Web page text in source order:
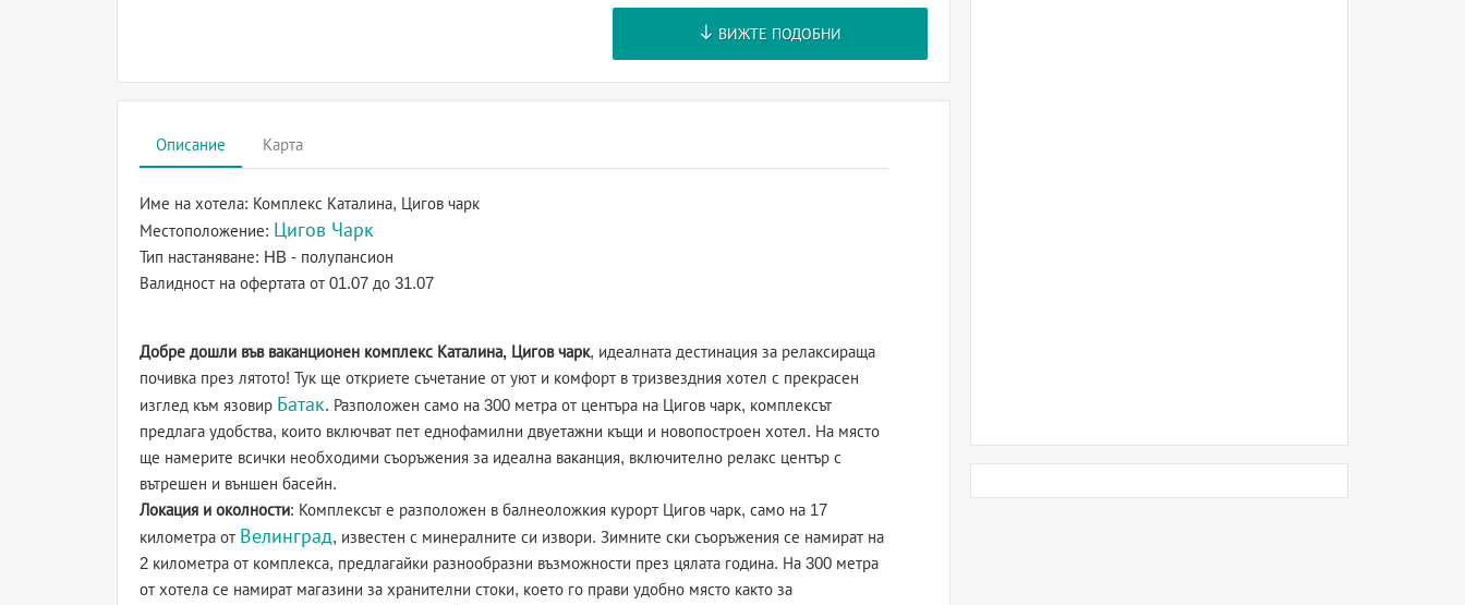
ВИЖТЕ ПОДОБНИ
Описание Карта
Име на хотела: Комплекс Каталина, Цигов чарк
Местоположение: Цигов Чарк
Тип настаняване: HB - полупансион
Валидност на офертата от 01.07 до 31.07
Добре дошли във ваканционен комплекс Каталина, Цигов чарк, идеалната дестинация за релаксираща
почивка през лятото! Тук ще откриете съчетание от уют и комфорт в тризвездния хотел с прекрасен
изглед към язовир Батак. Разположен само на 300 метра от центъра на Цигов чарк, комплексът
предлага удобства, които включват пет еднофамилни двуетажни къщи и новопостроен хотел. На място
ще намерите всички необходими съоръжения за идеална ваканция, включително релакс център с
вътрешен и външен басейн.
Локация и околности: Комплексът е разположен в балнеоложкия курорт Цигов чарк, само на 17
километра от Велинград, известен с минералните си извори. Зимните ски съоръжения се намират на
2 километра от комплекса, предлагайки разнообразни възможности през цялата година. На 300 метра
от хотела се намират магазини за хранителни стоки, което го прави удобно място както за